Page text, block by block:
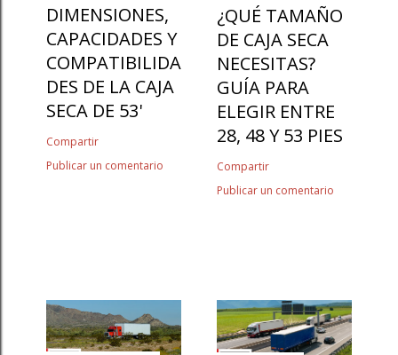
DIMENSIONES,
CAPACIDADES Y
COMPATIBILIDA
DES DE LA CAJA
SECA DE 53'
Compartir
Publicar un comentario
¿QUÉ TAMAÑO
DE CAJA SECA
NECESITAS?
GUÍA PARA
ELEGIR ENTRE
28, 48 Y 53 PIES
Compartir
Publicar un comentario